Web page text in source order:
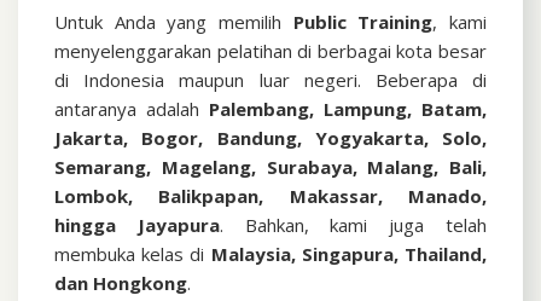
Untuk Anda yang memilih Public Training, kami
menyelenggarakan pelatihan di berbagai kota besar
di Indonesia maupun luar negeri. Beberapa di
antaranya adalah Palembang, Lampung, Batam,
Jakarta, Bogor, Bandung, Yogyakarta, Solo,
Semarang, Magelang, Surabaya, Malang, Bali,
Lombok, Balikpapan, Makassar, Manado,
hingga Jayapura. Bahkan, kami juga telah
membuka kelas di Malaysia, Singapura, Thailand,
dan Hongkong.